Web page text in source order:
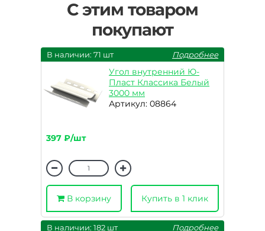
С этим товаром
покупают
В наличии: 71 шт Подробнее
Угол внутренний Ю-
Пласт Классика Белый
3000 мм
Артикул: 08864
397 ₽/шт
В корзину Купить в 1 клик
В наличии: 182 шт Подробнее